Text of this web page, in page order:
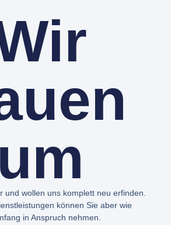
um
und wollen uns komplett neu erfinden.
können Sie aber wie
in Anspruch nehmen.